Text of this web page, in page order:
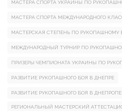
МАСТЕРА СПОРТА УКРАИНЫ ПО
МАСТЕРА СПОРТА МЕЖДУНАРОДНОГО
МАСТЕРСКАЯ СТЕПЕНЬ ПО РУКОПАШНОМУ
МЕЖДУНАРОДНЫЙ ТУРНИР ПО
ПРИЗЕРЫ ЧЕМПИОНАТА УКРАИНЫ ПО
РАЗВИТИЕ РУКОПАШНОГО БОЯ В ДНЕПРЕ
РАЗВИТИЕ РУКОПАШНОГО БОЯ В
РЕГИОНАЛЬНЫЙ МАСТЕРСКИЙ